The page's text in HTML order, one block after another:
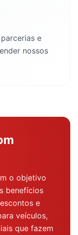
e
nossos
o objetivo
benefícios
e
veículos,
que fazem